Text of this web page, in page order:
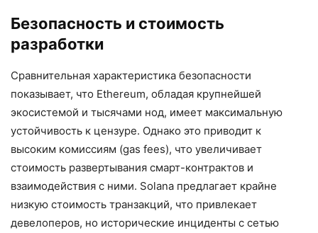
Безопасность и стоимость
разработки
Сравнительная характеристика безопасности
показывает, что Ethereum, обладая крупнейшей
экосистемой и тысячами нод, имеет максимальную
устойчивость к цензуре. Однако это приводит к
высоким комиссиям (gas fees), что увеличивает
стоимость развертывания смарт-контрактов и
взаимодействия с ними. Solana предлагает крайне
низкую стоимость транзакций, что привлекает
девелоперов, но исторические инциденты с сетью